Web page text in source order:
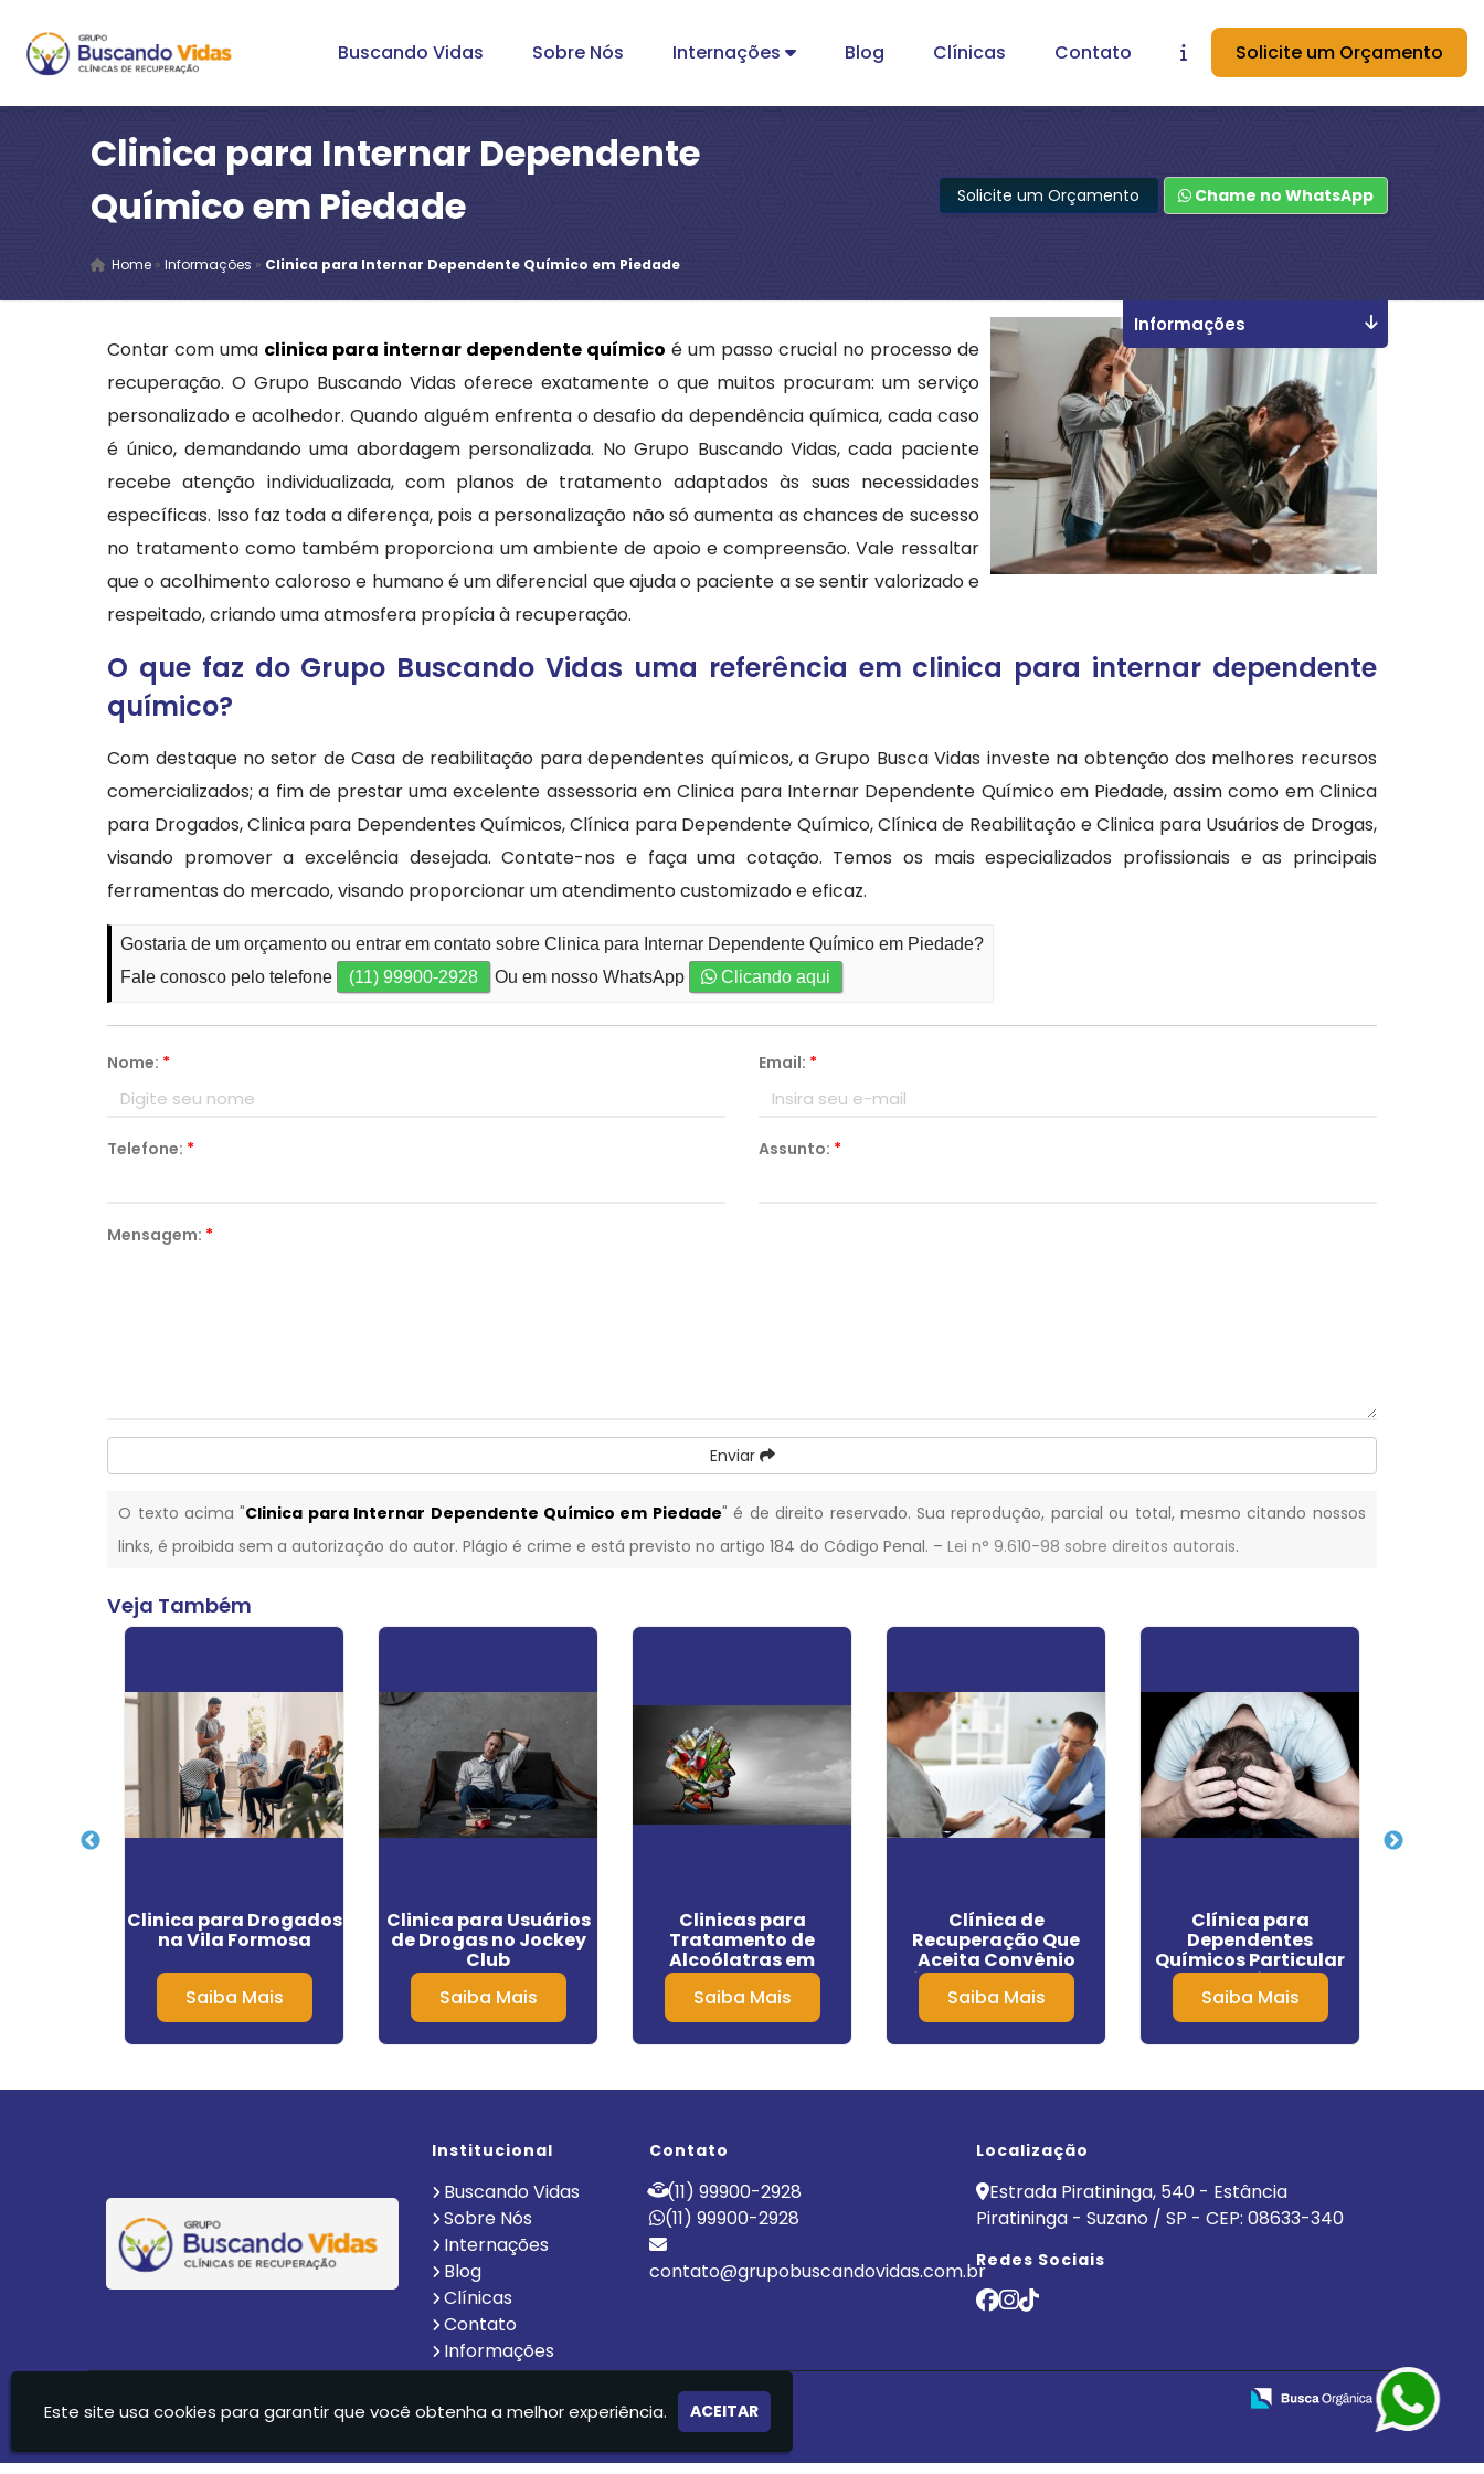
Buscando Vidas Sobre Nós
Internações
Blog Clínicas Contato Solicite um Orçamento
Clinica para Internar Dependente
Químico em Piedade
Home »Informações » Clinica para Internar Dependente Químico em Piedade
Solicite um Orçamento Chame no WhatsApp
Contar com uma clinica para internar dependente químico é um passo crucial no processo de
recuperação. O Grupo Buscando Vidas oferece exatamente o que muitos procuram: um serviço
personalizado e acolhedor. Quando alguém enfrenta o desafio da dependência química, cada caso
é único, demandando uma abordagem personalizada. No Grupo Buscando Vidas, cada paciente
recebe atenção individualizada, com planos de tratamento adaptados às suas necessidades
específicas. Isso faz toda a diferença, pois a personalização não só aumenta as chances de sucesso
no tratamento como também proporciona um ambiente de apoio e compreensão. Vale ressaltar
que o acolhimento caloroso e humano é um diferencial que ajuda o paciente a se sentir valorizado e
respeitado, criando uma atmosfera propícia à recuperação.
O que faz do Grupo Buscando Vidas uma referência em clinica para internar dependente
químico?
Com destaque no setor de Casa de reabilitação para dependentes químicos, a Grupo Busca Vidas investe na obtenção dos melhores recursos
comercializados; a fim de prestar uma excelente assessoria em Clinica para Internar Dependente Químico em Piedade, assim como em Clinica
para Drogados, Clinica para Dependentes Químicos, Clínica para Dependente Químico, Clínica de Reabilitação e Clinica para Usuários de Drogas,
visando promover a excelência desejada. Contate-nos e faça uma cotação. Temos os mais especializados profissionais e as principais
ferramentas do mercado, visando proporcionar um atendimento customizado e eficaz.
Gostaria de um orçamento ou entrar em contato sobre Clinica para Internar Dependente Químico em Piedade?
Fale conosco pelo telefone
(11) 99900-2928 Ou em nosso WhatsApp Clicando aqui
Nome: * Email: *
Telefone: * Assunto: *
Mensagem: *
Enviar
O texto acima "Clinica para Internar Dependente Químico em Piedade" é de direito reservado. Sua reprodução, parcial ou total, mesmo citando nossos
links, é proibida sem a autorização do autor. Plágio é crime e está previsto no artigo 184 do Código Penal. –Lei n° 9.610-98 sobre direitos autorais.
Informações
Veja Também
Clinica para Drogados
na Vila Formosa
Saiba Mais
Clinica para Usuários
de Drogas no Jockey
Club
Saiba Mais
Clinicas para
Tratamento de
Alcoólatras em
Caçapava
Saiba Mais
Clínica de
Recuperação Que
Aceita Convênio
Unimed na Grande São
Paulo
Saiba Mais
Clínica para
Dependentes
Químicos Particular
em Indaiatuba
Saiba Mais
Institucional
Buscando Vidas
Sobre Nós
Internações
Blog
Clínicas
Contato
Informações
Contato
(11) 99900-2928
(11) 99900-2928
contato@grupobuscandovidas.com.br
Localização
Estrada Piratininga, 540 - Estância
Piratininga - Suzano / SP - CEP: 08633-340
Redes Sociais
Clinica De Recuperação Vida Nova Suzano Ltda - CLÍNICA DE RECUPERAÇÃO
Este site usa cookies para garantir que você obtenha a melhor experiência. ACEITAR